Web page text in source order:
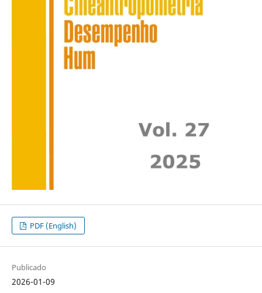
PDF (English)
Publicado
2026-01-09